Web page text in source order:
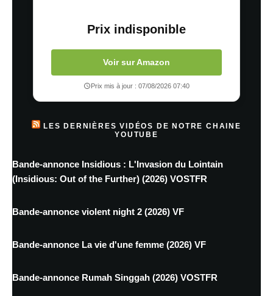
Prix indisponible
Voir sur Amazon
Prix mis à jour : 07/08/2026 07:40
LES DERNIÈRES VIDÉOS DE NOTRE CHAINE
YOUTUBE
Bande-annonce Insidious : L'Invasion du Lointain
(Insidious: Out of the Further) (2026) VOSTFR
Bande-annonce violent night 2 (2026) VF
Bande-annonce La vie d'une femme (2026) VF
Bande-annonce Rumah Singgah (2026) VOSTFR